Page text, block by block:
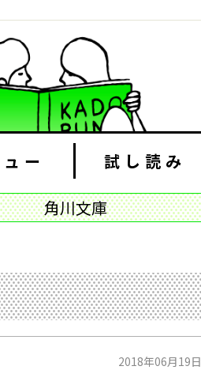
ー 試し読み
角川文庫
2018年06月19日